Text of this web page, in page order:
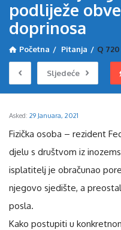
podliježe
doprinosa
Početna / Pitanja / Q 720
Sljedeće
Asked: 29 Januara, 2021
Fizička osoba – rezident
djelu s društvom iz
isplatitelj je obračunao
njegovo sjedište, a
posla.
Kako postupiti u